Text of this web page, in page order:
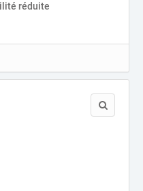
réduite